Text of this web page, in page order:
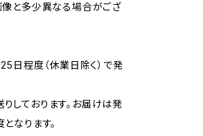
像と多少異なる場合がござ
日程度（休業日除く）で発
しております。お届けは発
なります。